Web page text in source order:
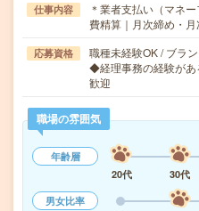
仕事内容
＊業者支払い（マネ
費精算｜月次締め・
応募資格
職種未経験OK / ブラ
◆経理事務の経験が
歓迎
職場の雰囲気
年齢層
20代
30代
男女比率